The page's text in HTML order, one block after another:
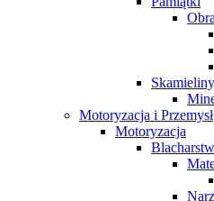
Motoryzacja i Przemysł
Motoryzacja